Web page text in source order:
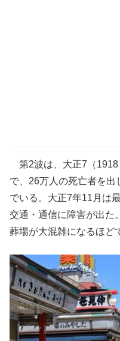
第2波は、大正7（1918
で、26万人の死亡者を出
でいる。大正7年11月は
交通・通信に障害が出た
葬場が大混雑になるほど